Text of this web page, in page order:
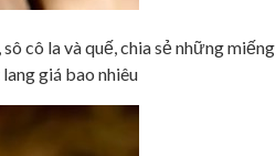
cô la và quế, chia sẻ những miếng
giá bao nhiêu